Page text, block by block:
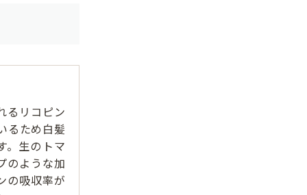
るリコピン
るため白髪
。生のトマ
のような加
の吸収率が